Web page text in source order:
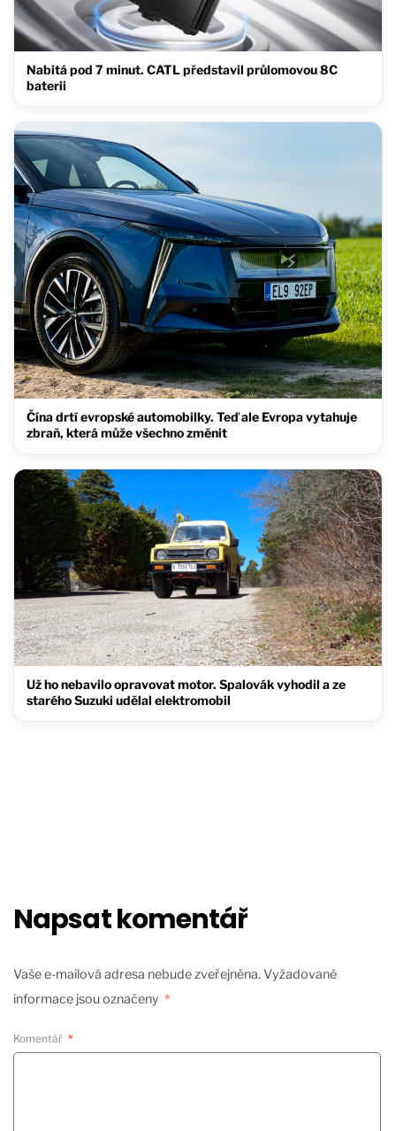
Nabitá pod 7 minut. CATL představil průlomovou 8C
baterii
Čína drtí evropské automobilky. Teď ale Evropa vytahuje
zbraň, která může všechno změnit
Už ho nebavilo opravovat motor. Spalovák vyhodil a ze
starého Suzuki udělal elektromobil
Napsat komentář
Vaše e-mailová adresa nebude zveřejněna.Vyžadované
informace jsou označeny *
Komentář *